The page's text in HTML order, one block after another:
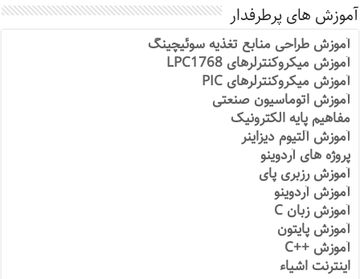
آموزش های پرطرفدار
آموزش طراحی منابع تغذیه سوئیچینگ
آموزش میکروکنترلرهای LPC1768
آموزش میکروکنترلرهای PIC
آموزش اتوماسیون صنعتی
مفاهیم پایه الکترونیک
آموزش آلتیوم دیزاینر
پروژه های آردوینو
آموزش رزبری پای
آموزش آردوینو
آموزش زبان C
آموزش پایتون
آموزش ++C
اینترنت اشیاء